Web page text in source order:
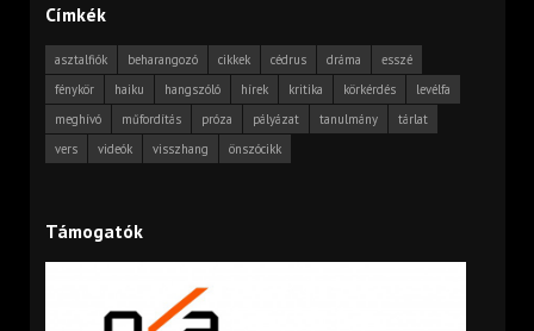
Címkék
asztalfiók beharangozó cikkek cédrus dráma
esszé
fénykör
haiku hangszóló hírek kritika körkérdés
levélfa
meghívó
műfordítás próza pályázat tanulmány
tárlat
vers
videók visszhang önszócikk
Támogatók